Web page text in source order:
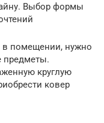
Выбор формы
в помещении, нужно
предметы.
круглую
ковер